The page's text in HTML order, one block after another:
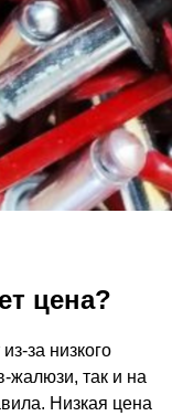
цена?
за низкого
жалюзи, так и на
Низкая цена